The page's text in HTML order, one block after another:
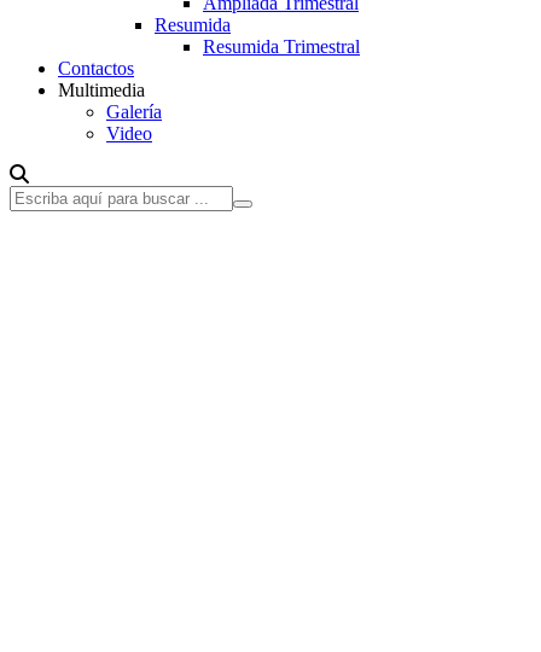
Resumida
Resumida Trimestral
Contactos
Multimedia
Galería
Video